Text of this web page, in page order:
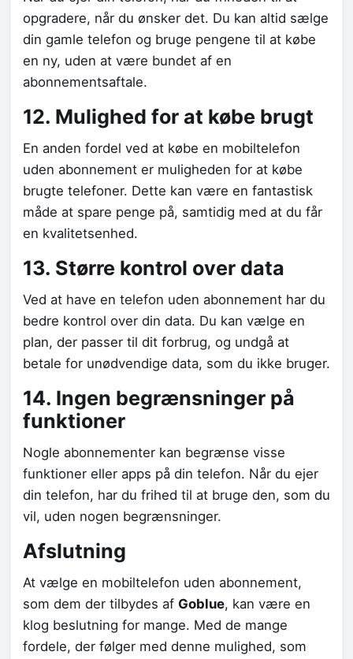
opgradere, når du ønsker det. Du kan altid sælge
din gamle telefon og bruge pengene til at købe
en ny, uden at være bundet af en
abonnementsaftale.
12. Mulighed for at købe brugt
En anden fordel ved at købe en mobiltelefon
uden abonnement er muligheden for at købe
brugte telefoner. Dette kan være en fantastisk
måde at spare penge på, samtidig med at du får
en kvalitetsenhed.
13. Større kontrol over data
Ved at have en telefon uden abonnement har du
bedre kontrol over din data. Du kan vælge en
plan, der passer til dit forbrug, og undgå at
betale for unødvendige data, som du ikke bruger.
14. Ingen begrænsninger på
funktioner
Nogle abonnementer kan begrænse visse
funktioner eller apps på din telefon. Når du ejer
din telefon, har du frihed til at bruge den, som du
vil, uden nogen begrænsninger.
Afslutning
At vælge en mobiltelefon uden abonnement,
som dem der tilbydes af Goblue, kan være en
klog beslutning for mange. Med de mange
fordele, der følger med denne mulighed, som